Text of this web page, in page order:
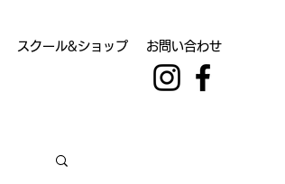
スクール&ショップ お問い合わせ